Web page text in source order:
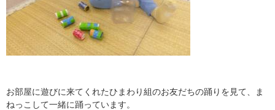
お部屋に遊びに来てくれたひまわり組のお友だちの踊りを見て、ま
ねっこして一緒に踊っています。